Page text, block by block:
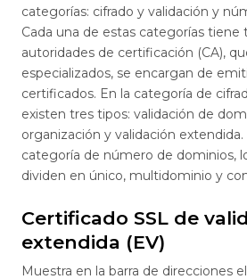
categorías: cifrado y validación y
Cada una de estas categorías tiene
autoridades de certificación (CA),
especializados, se encargan de
certificados. En la categoría de
existen tres tipos: validación de
organización y validación
categoría de número de dominios,
dividen en único, multidominio y
Certificado SSL de
extendida (EV)
Muestra en la barra de direcciones